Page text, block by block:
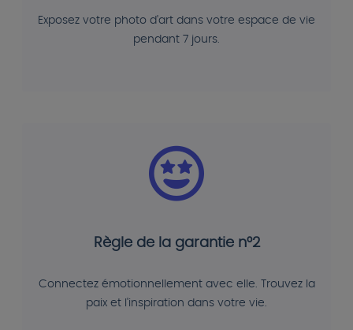
Exposez votre photo d'art dans votre espace de vie
pendant 7 jours.
Règle de la garantie n°2
Connectez émotionnellement avec elle. Trouvez la
paix et l'inspiration dans votre vie.